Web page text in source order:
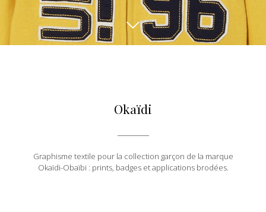
Okaïdi
Graphisme textile pour la collection garçon de la marque
Okaïdi-Obaïbi : prints, badges et applications brodées.